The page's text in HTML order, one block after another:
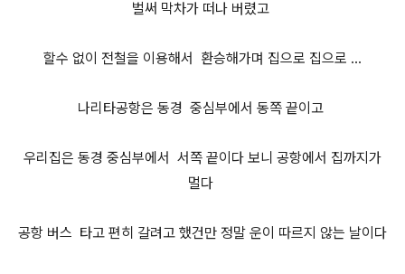
벌써 막차가 떠나 버렸고
할수 없이 전철을 이용해서 환승해가며 집으로 집으로 ...
나리타공항은 동경 중심부에서 동쪽 끝이고
우리집은 동경 중심부에서 서쪽 끝이다 보니 공항에서 집까지가
멀다
공항 버스 타고 편히 갈려고 했건만 정말 운이 따르지 않는 날이다